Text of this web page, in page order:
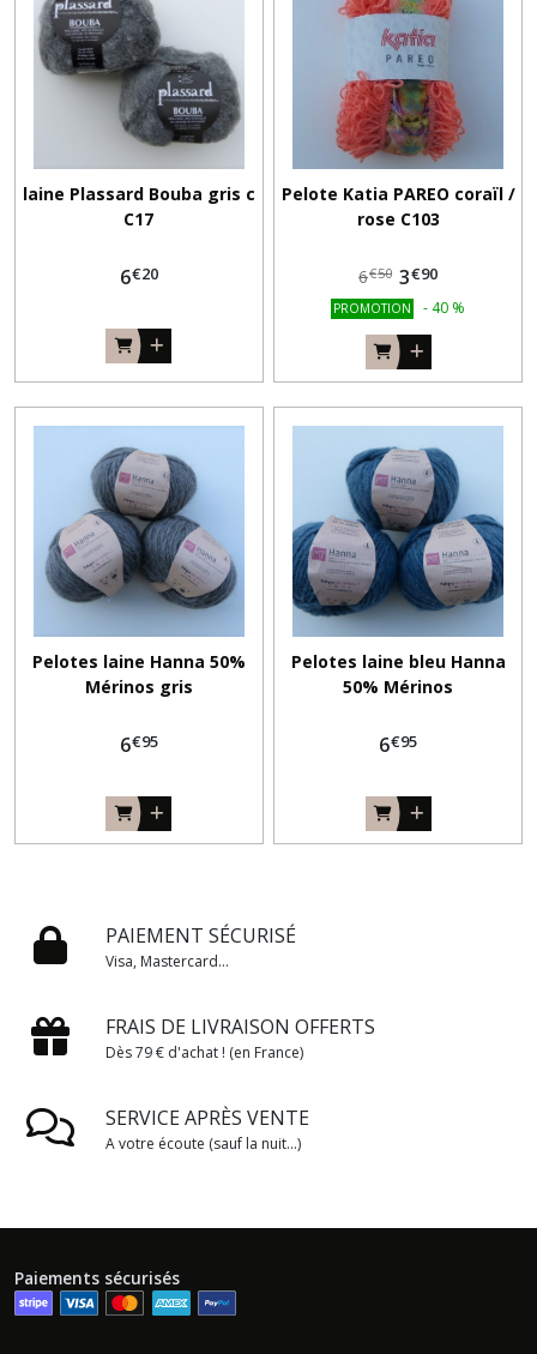
laine Plassard Bouba gris c
C17
6€20
Pelote Katia PAREO coraïl /
rose C103
6€50 3€90
PROMOTION - 40 %
Pelotes laine Hanna 50%
Mérinos gris
6€95
Pelotes laine bleu Hanna
50% Mérinos
6€95
PAIEMENT SÉCURISÉ
Visa, Mastercard...
FRAIS DE LIVRAISON OFFERTS
Dès 79 € d'achat ! (en France)
SERVICE APRÈS VENTE
A votre écoute (sauf la nuit...)
Paiements sécurisés